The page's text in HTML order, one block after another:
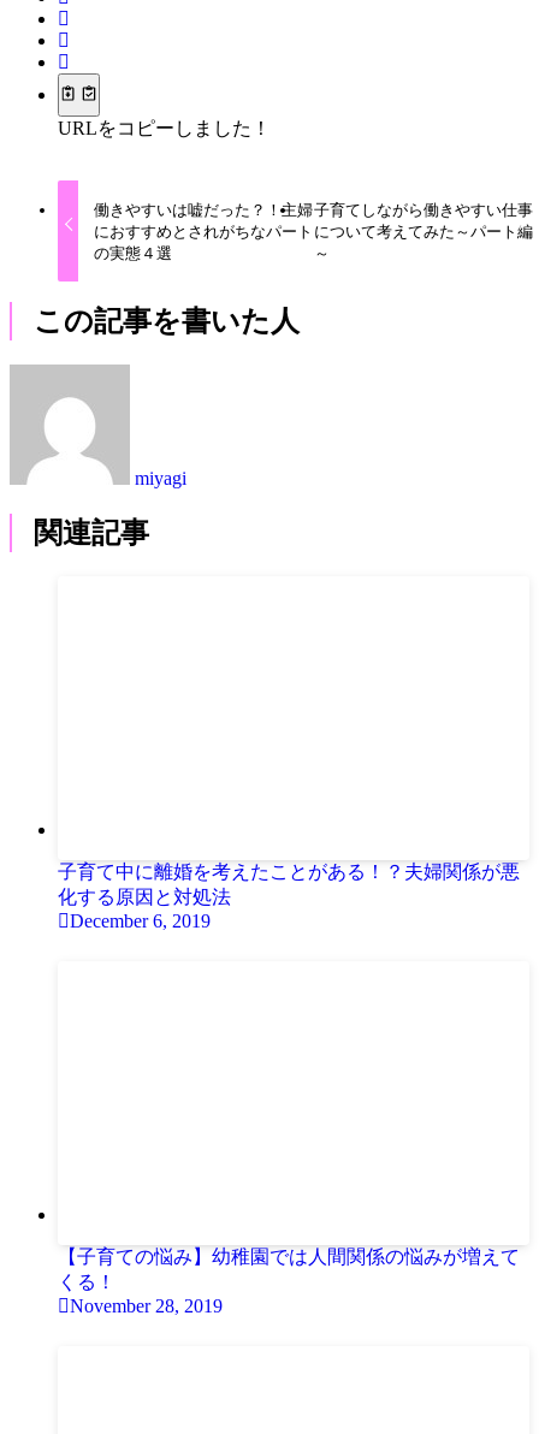
URLをコピーしました！
働きやすいは嘘だった？！主婦
におすすめとされがちなパート
の実態４選
子育てしながら働きやすい仕事
について考えてみた～パート編
～
この記事を書いた人
miyagi
関連記事
子育て中に離婚を考えたことがある！？夫婦関係が悪
化する原因と対処法
December 6, 2019
【子育ての悩み】幼稚園では人間関係の悩みが増えて
くる！
November 28, 2019